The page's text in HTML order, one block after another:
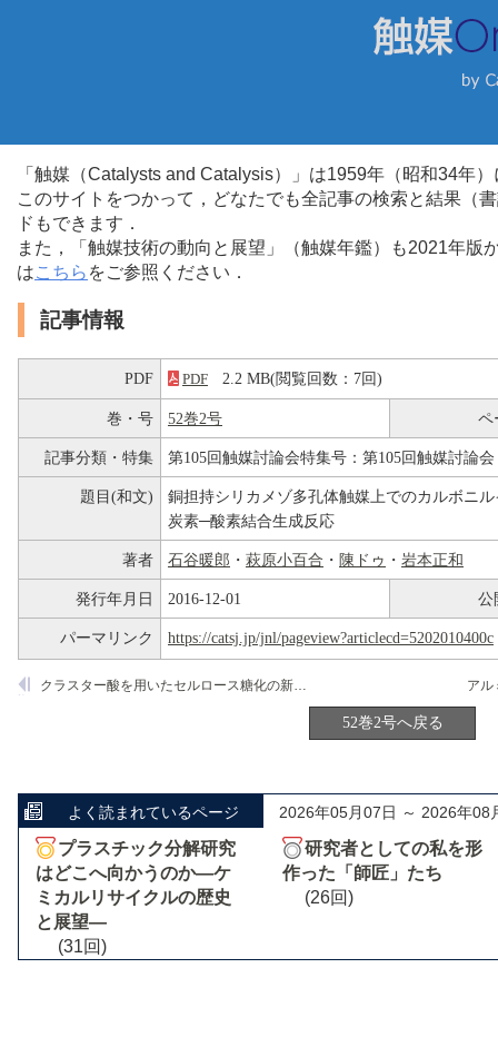
「触媒（Catalysts and Catalysis）」は1959年（昭和34年
このサイトをつかって，どなたでも全記事の検索と結果（
ドもできます．
また，「触媒技術の動向と展望」（触媒年鑑）も2021年
はこちら をご参照ください．
記事情報
PDF PDF 2.2 MB(閲覧回数：7回)
巻・号 52巻2号 ペ
記事分類・特集 第105回触媒討論会特集号：第105回触媒討論会
題目(和文)
銅担持シリカメゾ多孔体触媒上でのカルボニ
炭素─酸素結合生成反応
著者 石谷暖郎 ・ 萩原小百合 ・ 陳ドゥ ・ 岩本正和
発行年月日 2016-12-01 公
パーマリンク https://catsj.jp/jnl/pageview?articlecd=5202010400c
クラスター酸を用いたセルロース糖化の新規プロセス
52巻2号へ戻る
よく読まれているページ 2026年05月07日 ～ 2026年08
プラスチック分解研究
はどこへ向かうのか―ケ
ミカルリサイクルの歴史
と展望―
(31回)
研究者としての私を形
作った「師匠」たち
(26回)